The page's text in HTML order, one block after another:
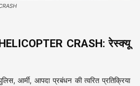
CRASH: रेस्क्यू
आर्मी, आपदा प्रबंधन की त्वरित प्रतिक्रिया